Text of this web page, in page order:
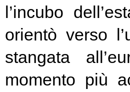
l’incubo
orientò verso
stangata
momento più